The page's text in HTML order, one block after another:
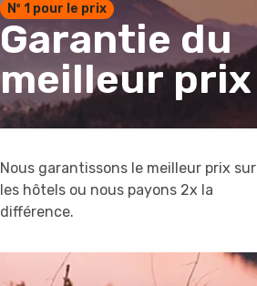
Nº 1 pour le prix
Garantie du
meilleur prix
Nous garantissons le meilleur prix sur
les hôtels ou nous payons 2x la
différence.